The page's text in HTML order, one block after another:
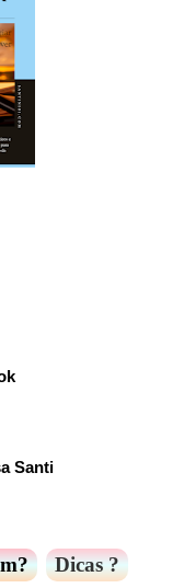
Santi
Dicas ?